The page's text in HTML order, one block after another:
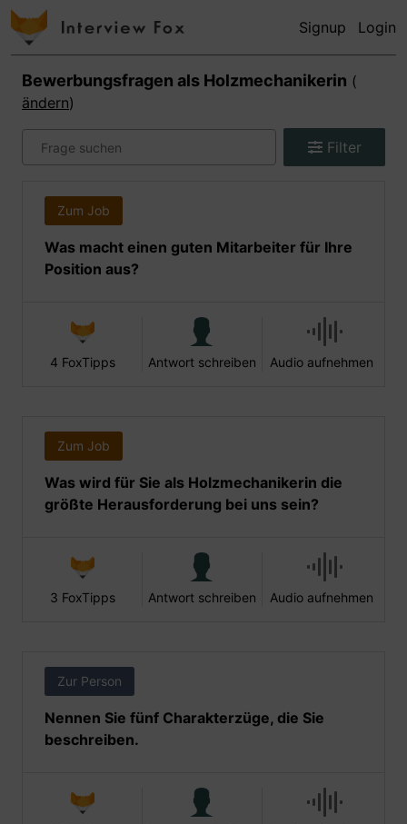
Signup Login
Bewerbungsfragen als Holzmechanikerin (
ändern)
Filter
Zum Job
Was macht einen guten Mitarbeiter für Ihre
Position aus?
4 FoxTipps Antwort schreiben Audio aufnehmen
Zum Job
Was wird für Sie als Holzmechanikerin die
größte Herausforderung bei uns sein?
3 FoxTipps Antwort schreiben Audio aufnehmen
Zur Person
Nennen Sie fünf Charakterzüge, die Sie
beschreiben.